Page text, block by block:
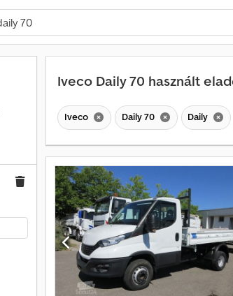
Iveco Daily 70 használt
Iveco Daily 70 Daily